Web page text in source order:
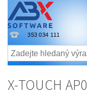
353 034 111
X-TOUCH